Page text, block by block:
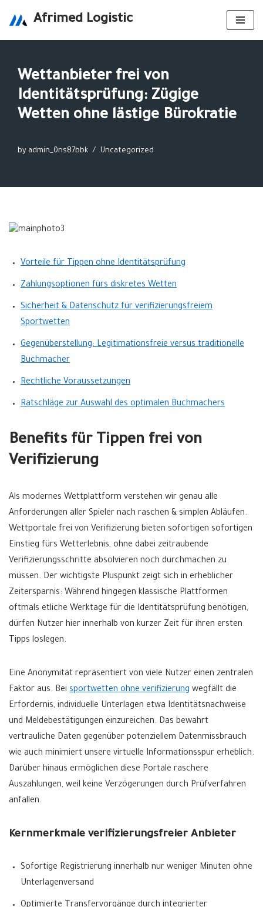
Afrimed Logistic
Wettanbieter frei von
Identitätsprüfung: Zügige
Wetten ohne lästige Bürokratie
by admin_0ns87bbk Uncategorized
Vorteile für Tippen ohne Identitätsprüfung
Zahlungsoptionen fürs diskretes Wetten
Sicherheit & Datenschutz für verifizierungsfreiem
Sportwetten
Gegenüberstellung: Legitimationsfreie versus traditionelle
Buchmacher
Rechtliche Voraussetzungen
Ratschläge zur Auswahl des optimalen Buchmachers
Benefits für Tippen frei von
Verifizierung
Als modernes Wettplattform verstehen wir genau alle
Anforderungen aller Spieler nach raschen & simplen Abläufen.
Wettportale frei von Verifizierung bieten sofortigen sofortigen
Einstieg fürs Wetterlebnis, ohne dabei zeitraubende
Verifizierungsschritte absolvieren noch durchmachen zu
müssen. Der wichtigste Pluspunkt zeigt sich in erheblicher
Zeitersparnis: Während hingegen klassische Plattformen
oftmals etliche Werktage für die Identitätsprüfung benötigen,
dürfen Nutzer hier innerhalb von kurzer Zeit für ihren ersten
Tipps loslegen.
Eine Anonymität repräsentiert von viele Nutzer einen zentralen
Faktor aus. Bei sportwetten ohne verifizierung wegfällt die
Erfordernis, individuelle Unterlagen etwa Identitätsnachweise
und Meldebestätigungen einzureichen. Das bewahrt
vertrauliche Daten gegenüber potenziellem Datenmissbrauch
wie auch minimiert unsere virtuelle Informationsspur erheblich.
Darüber hinaus ermöglichen diese Portale raschere
Auszahlungen, weil keine Verzögerungen durch Prüfverfahren
anfallen.
Kernmerkmale verifizierungsfreier Anbieter
Sofortige Registrierung innerhalb nur weniger Minuten ohne
Unterlagenversand